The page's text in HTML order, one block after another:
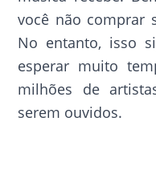
você não comprar
No entanto, isso
esperar muito
milhões de
serem ouvidos.